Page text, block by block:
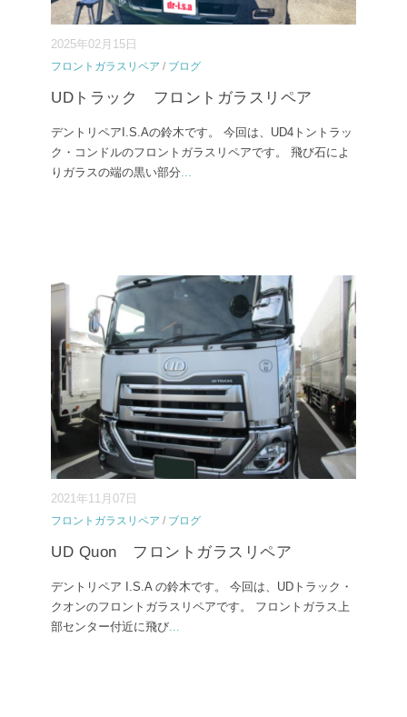
2025年02月15日
フロントガラスリペア / ブログ
UDトラック フロントガラスリペア
デントリペアI.S.Aの鈴木です。 今回は、UD4トントラッ
ク・コンドルのフロントガラスリペアです。 飛び石によ
りガラスの端の黒い部分...
2021年11月07日
フロントガラスリペア / ブログ
UD Quon フロントガラスリペア
デントリペア I.S.A の鈴木です。 今回は、UDトラック・
クオンのフロントガラスリペアです。 フロントガラス上
部センター付近に飛び...